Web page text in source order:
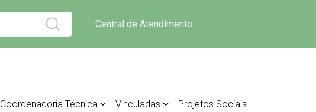
Central de Atendimento
Coordenadoria Técnica Vinculadas Projetos Sociais